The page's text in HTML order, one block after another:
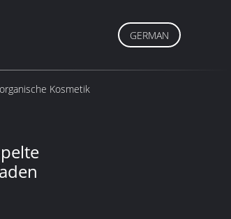
GERMAN
Kosmetik